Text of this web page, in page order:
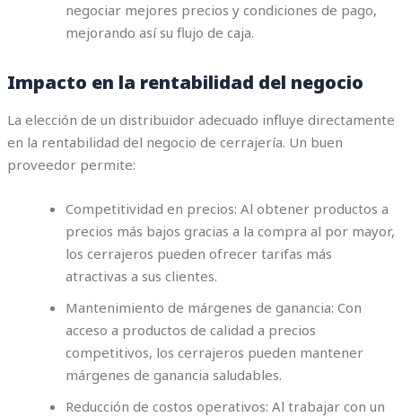
negociar mejores precios y condiciones de pago,
mejorando así su flujo de caja.
Impacto en la rentabilidad del negocio
La elección de un distribuidor adecuado influye directamente
en la rentabilidad del negocio de cerrajería. Un buen
proveedor permite:
Competitividad en precios: Al obtener productos a
precios más bajos gracias a la compra al por mayor,
los cerrajeros pueden ofrecer tarifas más
atractivas a sus clientes.
Mantenimiento de márgenes de ganancia: Con
acceso a productos de calidad a precios
competitivos, los cerrajeros pueden mantener
márgenes de ganancia saludables.
Reducción de costos operativos: Al trabajar con un